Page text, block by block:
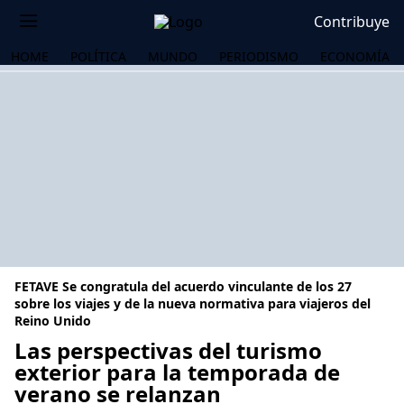
Contribuye
HOME POLÍTICA MUNDO PERIODISMO ECONOMÍA
FETAVE Se congratula del acuerdo vinculante de los 27
sobre los viajes y de la nueva normativa para viajeros del
Reino Unido
Las perspectivas del turismo
exterior para la temporada de
verano se relanzan